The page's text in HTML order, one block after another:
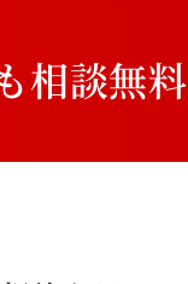
相談無料